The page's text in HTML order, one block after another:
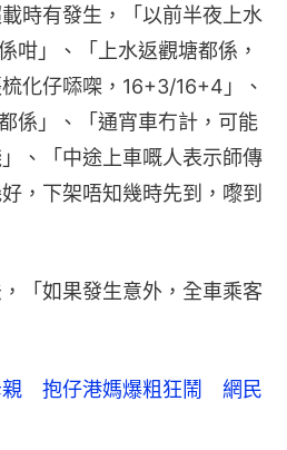
時有發生，「以前半夜上水
咁」、「上水返觀塘都係，
化仔𠻹㗎，16+3/16+4」、
係」、「通宵車冇計，可能
、「中途上車嘅人表示師傳
，下架唔知幾時先到，嚟到
「如果發生意外，全車乘客
親 抱仔港媽爆粗狂鬧 網民